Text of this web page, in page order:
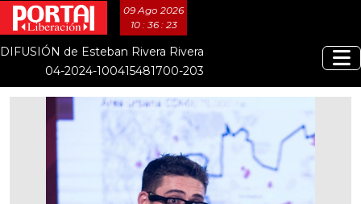
09 Ago 2026
10 : 36 : 24
DIFUSIÓN de Esteban Rivera Rivera
04-2024-100415481700-203